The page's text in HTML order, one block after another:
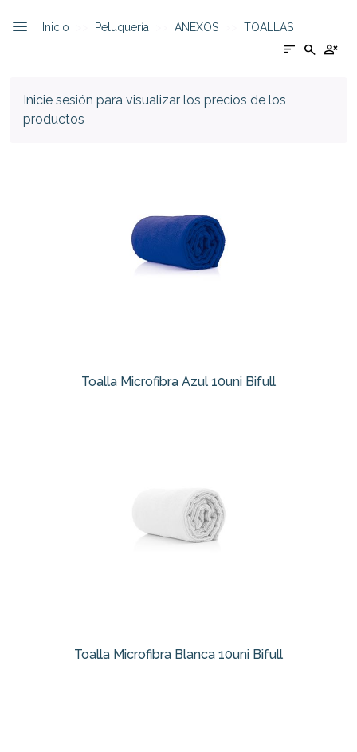
Inicio Peluquería ANEXOS TOALLAS
sort search person_cancel
Inicie sesión para visualizar los precios de los
productos
Toalla Microfibra Azul 10uni Bifull
Toalla Microfibra Blanca 10uni Bifull